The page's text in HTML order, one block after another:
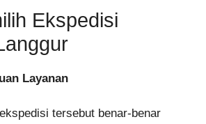
Ekspedisi
Layanan
tersebut benar-benar